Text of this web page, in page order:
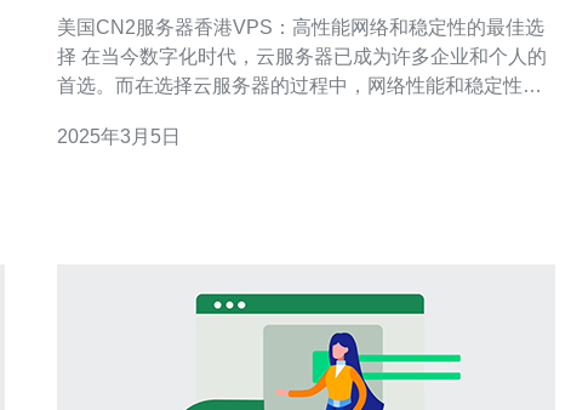
美国CN2服务器香港VPS：高性能网络和稳定性的最佳选
择 在当今数字化时代，云服务器已成为许多企业和个人的
首选。而在选择云服务器的过程中，网络性能和稳定性是
探讨其为用户提供高性能网络和稳定性的优势。 美国CN2
2025年3月5日